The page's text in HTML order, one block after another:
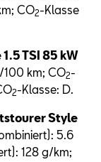
CO2-Klasse
TSI 85 kW
km; CO2-
2-Klasse: D.
Style
5.6
128 g/km;